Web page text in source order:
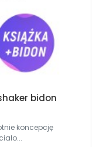
bidon
koncepcję